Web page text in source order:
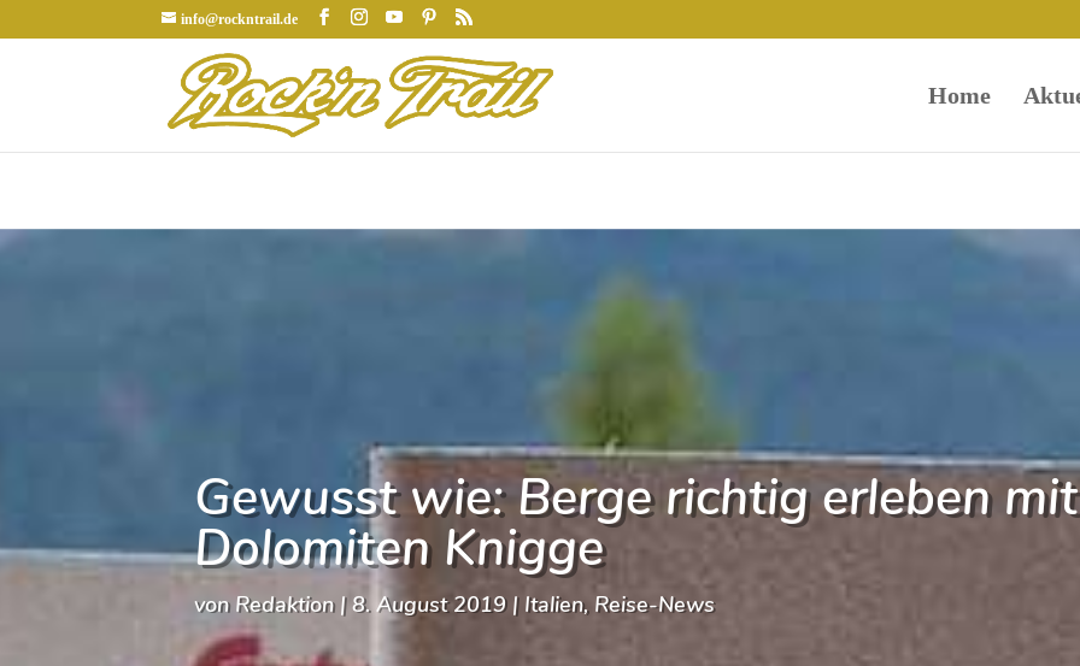
info@rockntrail.de
Home
Gewusst wie: Berge richtig erleben
Dolomiten Knigge
von Redaktion|8. August 2019| Italien, Reise-News